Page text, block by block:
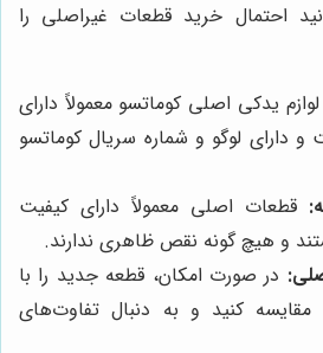
احتمال خرید قطعات غیراصلی را
لوازم یدکی اصلی کوماتسو معمولاً دارای
و دارای لوگو و شماره سریال کوماتسو
قطعات اصلی معمولاً دارای کیفیت
و هیچ گونه نقص ظاهری ندارند.
در صورت امکان، قطعه جدید را با
کنید و به دنبال تفاوت‌های